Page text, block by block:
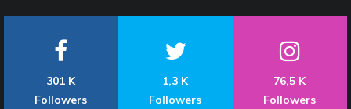
301 K
Followers
1,3 K
Followers
76,5 K
Followers